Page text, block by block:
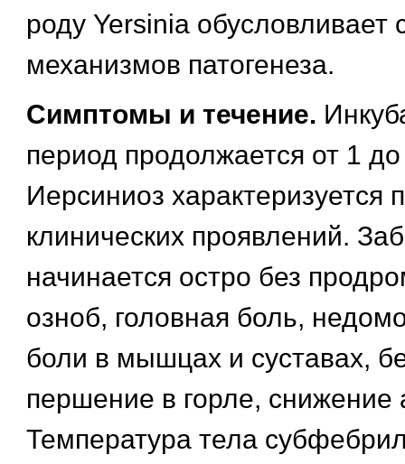
роду Yersinia обусловливает
механизмов патогенеза.
Симптомы и течение.
период продолжается от 1
Иерсиниоз
клинических проявлений.
начинается остро без
озноб, головная боль,
боли в мышцах и суставах,
першение в горле, снижение
Температура тела